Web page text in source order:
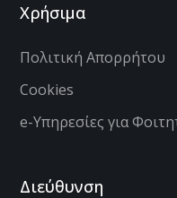
Χρήσιμα
Πολιτική Απορρήτου
Cookies
e-Υπηρεσίες για
Διεύθυνση